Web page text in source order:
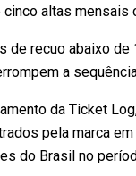
cinco altas mensais
de recuo abaixo
a
da Ticket
pela marca
do Brasil no